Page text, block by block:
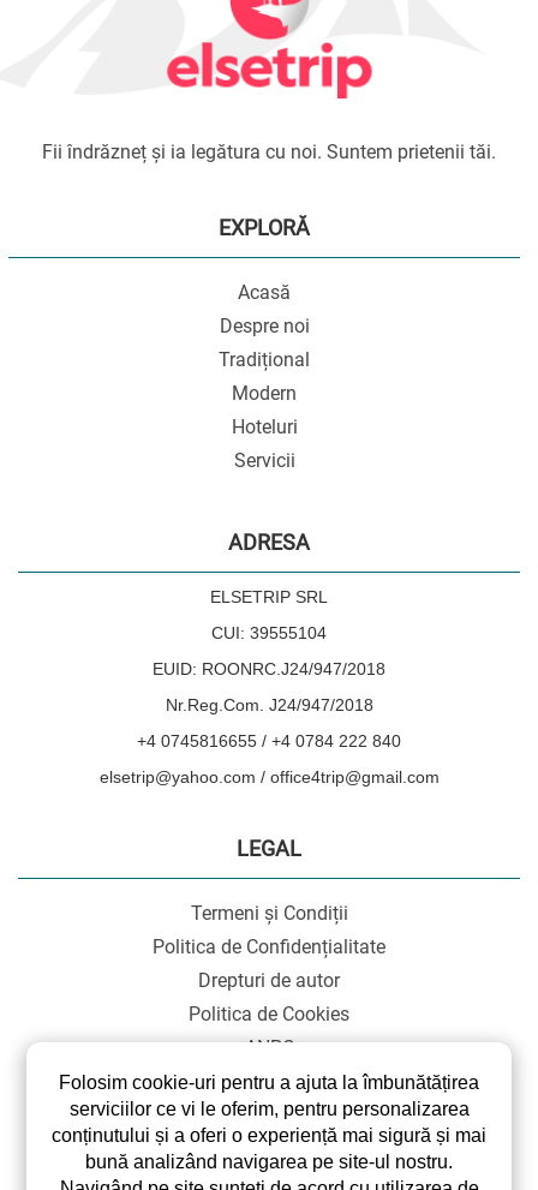
Fii îndrăzneț și ia legătura cu noi. Suntem prietenii tăi.
EXPLORĂ
Acasă
Despre noi
Tradițional
Modern
Hoteluri
Servicii
ADRESA
ELSETRIP SRL
CUI: 39555104
EUID: ROONRC.J24/947/2018
Nr.Reg.Com. J24/947/2018
+4 0745816655 / +4 0784 222 840
elsetrip@yahoo.com / office4trip@gmail.com
LEGAL
Termeni și Condiții
Politica de Confidențialitate
Drepturi de autor
Politica de Cookies
ANPC
SOL
Folosim cookie-uri pentru a ajuta la îmbunătățirea
serviciilor ce vi le oferim, pentru personalizarea
conținutului și a oferi o experiență mai sigură și mai
bună analizând navigarea pe site-ul nostru.